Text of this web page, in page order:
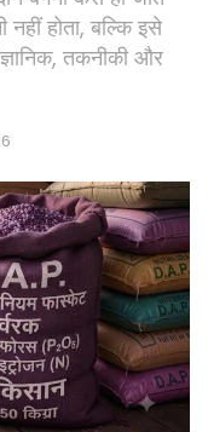
होता, बल्कि इसे
तकनीकी और